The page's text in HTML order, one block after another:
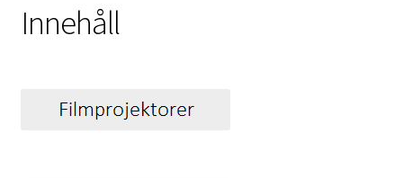
Innehåll